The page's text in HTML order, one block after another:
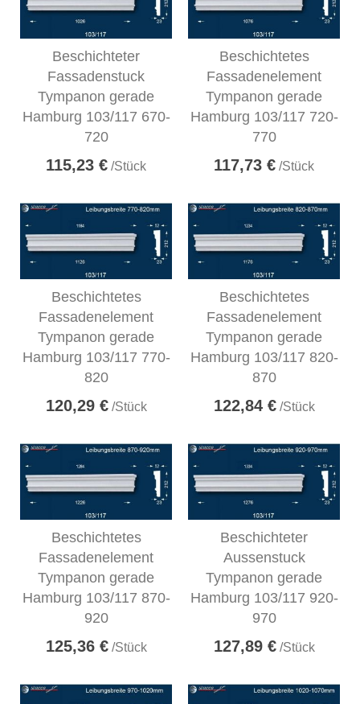
Beschichteter
Fassadenstuck
Tympanon gerade
Hamburg 103/117 670-
720
115,23 € /Stück
Beschichtetes
Fassadenelement
Tympanon gerade
Hamburg 103/117 720-
770
117,73 € /Stück
Beschichtetes
Fassadenelement
Tympanon gerade
Hamburg 103/117 770-
820
120,29 €/Stück
Beschichtetes
Fassadenelement
Tympanon gerade
Hamburg 103/117 820-
870
122,84 €/Stück
Beschichtetes
Fassadenelement
Tympanon gerade
Hamburg 103/117 870-
920
125,36 €/Stück
Beschichteter
Aussenstuck
Tympanon gerade
Hamburg 103/117 920-
970
127,89 €/Stück